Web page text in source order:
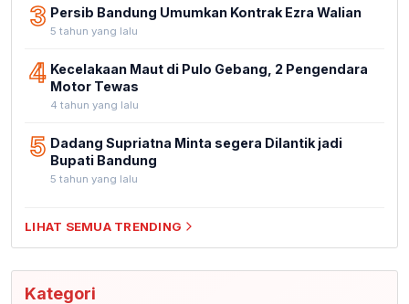
3 Persib Bandung Umumkan Kontrak Ezra Walian
5 tahun yang lalu
4 Kecelakaan Maut di Pulo Gebang, 2 Pengendara
Motor Tewas
4 tahun yang lalu
5 Dadang Supriatna Minta segera Dilantik jadi
Bupati Bandung
5 tahun yang lalu
LIHAT SEMUA TRENDING
Kategori